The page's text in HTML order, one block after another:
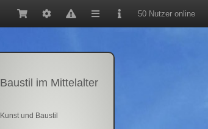
50 Nutzer online
Baustil im Mittelalter
Kunst und Baustil